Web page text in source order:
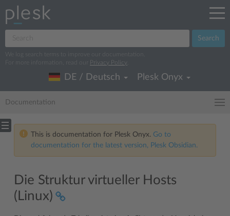
Search
We log search terms to improve our documentation.
For more information, read our
Privacy Policy
DE / Deutsch Plesk Onyx
Documentation
This is documentation for Plesk Onyx. Go to
documentation for the latest version, Plesk Obsidian.
Die Struktur virtueller Hosts
(Linux)